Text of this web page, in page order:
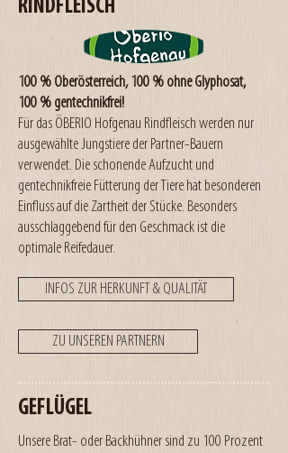
RINDFLEISCH
100 % Oberösterreich, 100 % ohne Glyphosat,
100 % gentechnikfrei!
Für das ÖBERIO Hofgenau Rindfleisch werden nur
ausgewählte Jungstiere der Partner-Bauern
verwendet. Die schonende Aufzucht und
gentechnikfreie Fütterung der Tiere hat besonderen
Einfluss auf die Zartheit der Stücke. Besonders
ausschlaggebend für den Geschmack ist die
optimale Reifedauer.
INFOS ZUR HERKUNFT & QUALITÄT
ZU UNSEREN PARTNERN
GEFLÜGEL
Unsere Brat- oder Backhühner sind zu 100 Prozent